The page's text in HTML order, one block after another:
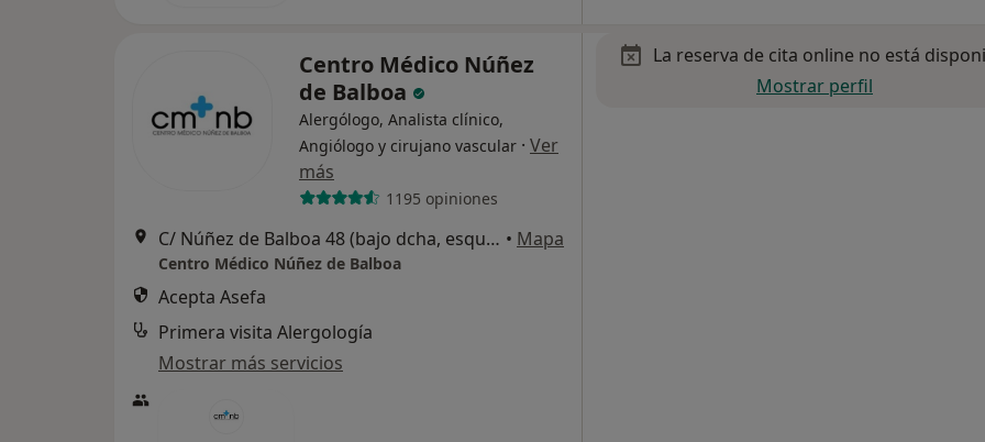
Centro Médico Núñez
de Balboa
Alergólogo, Analista clínico,
Angiólogo y cirujano vascular · Ver
más
1195 opiniones
C/ Núñez de Balboa 48 (bajo dcha, esquina Ayala), Madrid • Mapa
Centro Médico Núñez de Balboa
Acepta Asefa
Primera visita Alergología
Mostrar más servicios
La reserva de cita online no está
Mostrar perfil